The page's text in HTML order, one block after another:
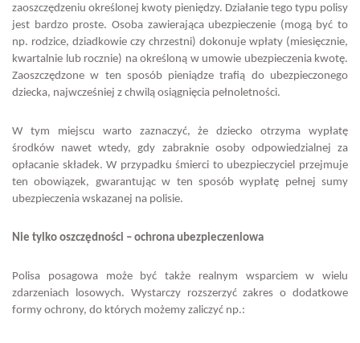
zaoszczędzeniu określonej kwoty pieniędzy. Działanie tego typu polisy
jest bardzo proste. Osoba zawierająca ubezpieczenie (mogą być to
np. rodzice, dziadkowie czy chrzestni) dokonuje wpłaty (miesięcznie,
kwartalnie lub rocznie) na określoną w umowie ubezpieczenia kwotę.
Zaoszczędzone w ten sposób pieniądze trafią do ubezpieczonego
dziecka, najwcześniej z chwilą osiągnięcia pełnoletności.
W tym miejscu warto zaznaczyć, że dziecko otrzyma wypłatę
środków nawet wtedy, gdy zabraknie osoby odpowiedzialnej za
opłacanie składek. W przypadku śmierci to ubezpieczyciel przejmuje
ten obowiązek, gwarantując w ten sposób wypłatę pełnej sumy
ubezpieczenia wskazanej na polisie.
Nie tylko oszczędności – ochrona ubezpieczeniowa
Polisa posagowa może być także realnym wsparciem w wielu
zdarzeniach losowych. Wystarczy rozszerzyć zakres o dodatkowe
formy ochrony, do których możemy zaliczyć np.: